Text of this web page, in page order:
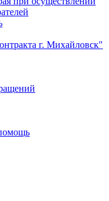
г. Михайловск"